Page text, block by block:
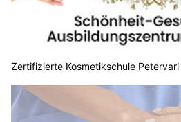
Zertifizierte Kosmetikschule